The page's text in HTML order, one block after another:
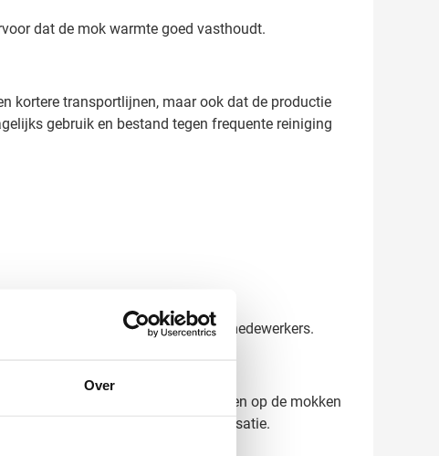
Over
dat de mok warmte goed vasthoudt.
kortere transportlijnen, maar ook dat de productie
gebruik en bestand tegen frequente reiniging
weer top-of-mind bij klanten en medewerkers.
resultaat. Wil je verschillende namen op de mokken
bedrukte mok voor jouw organisatie.